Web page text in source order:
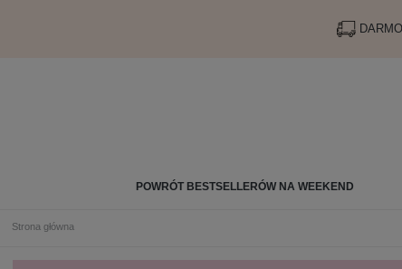
POWRÓT BESTSELLERÓW NA WEEKEND
Strona główna